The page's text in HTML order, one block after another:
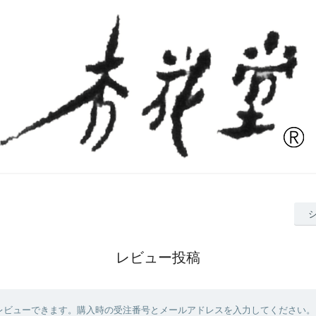
レビュー投稿
ューできます。購入時の受注番号とメールアドレスを入力してください。